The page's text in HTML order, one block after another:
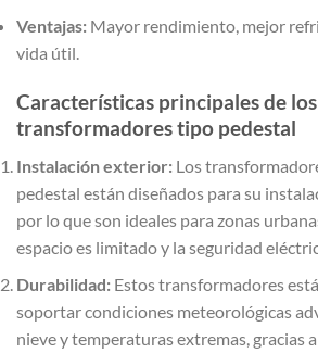
Ventajas: Mayor rendimiento, mejor
vida útil.
Características principales de los
transformadores tipo pedestal
Instalación exterior: Los
pedestal están diseñados para su
por lo que son ideales para zonas
espacio es limitado y la seguridad
Durabilidad: Estos transformadores
soportar condiciones meteorológicas
nieve y temperaturas extremas, gracias